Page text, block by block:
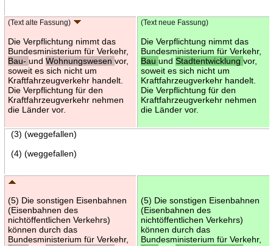
(Text alte Fassung)
Die Verpflichtung nimmt das
Bundesministerium für Verkehr,
Bau- und Wohnungswesen vor,
soweit es sich nicht um
Kraftfahrzeugverkehr handelt.
Die Verpflichtung für den
Kraftfahrzeugverkehr nehmen
die Länder vor.
(Text neue Fassung)
Die Verpflichtung nimmt das
Bundesministerium für Verkehr,
Bau und Stadtentwicklung vor,
soweit es sich nicht um
Kraftfahrzeugverkehr handelt.
Die Verpflichtung für den
Kraftfahrzeugverkehr nehmen
die Länder vor.
(3) (weggefallen)
(4) (weggefallen)
(5) Die sonstigen Eisenbahnen
(Eisenbahnen des
nichtöffentlichen Verkehrs)
können durch das
Bundesministerium für Verkehr,
(5) Die sonstigen Eisenbahnen
(Eisenbahnen des
nichtöffentlichen Verkehrs)
können durch das
Bundesministerium für Verkehr,